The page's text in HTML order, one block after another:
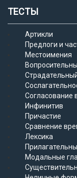
ТЕСТЫ
Артикли
Предлоги и
Местоимения
Согласование
Инфинитив
Причастие
Сравнение
Лексика
Модальные